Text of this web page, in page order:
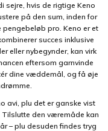
sejre, hvis de rigtige Keno
på den sum, inden for
pro. Keno er et
succes inklusive
eller nybegynder, kan virk
eftersom garnvinde
dine væddemål, og få øje
avi, plu det er ganske vist
den væremåde kan
– plu desuden findes tryg